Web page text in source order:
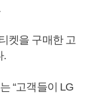
켓을 구매한 고
.
“고객들이 LG